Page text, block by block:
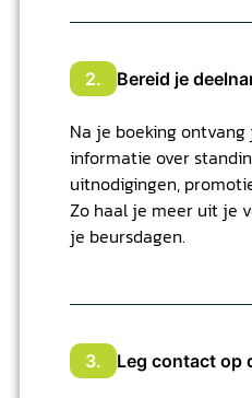
2. Bereid je
Na je boeking ontvang
informatie over
uitnodigingen,
Zo haal je meer uit je
je beursdagen.
3. Leg contact op